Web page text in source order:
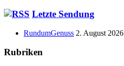
Haupt-
Seitenleiste
Letzte Sendung
RundumGenuss 2. August 2026
Rubriken